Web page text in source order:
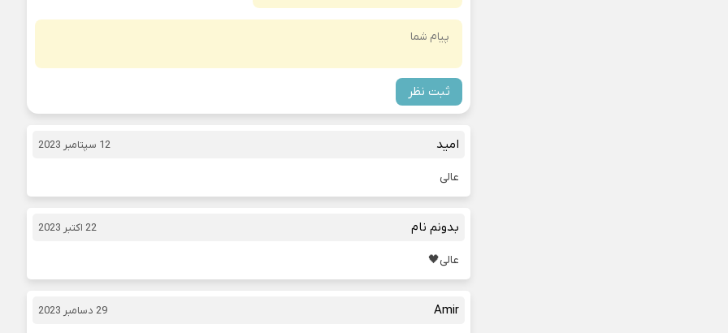
ثبت نظر
امید 12 سپتامبر 2023
عالی
بدونم نام 22 اکتبر 2023
عالی🖤
Amir 29 دسامبر 2023